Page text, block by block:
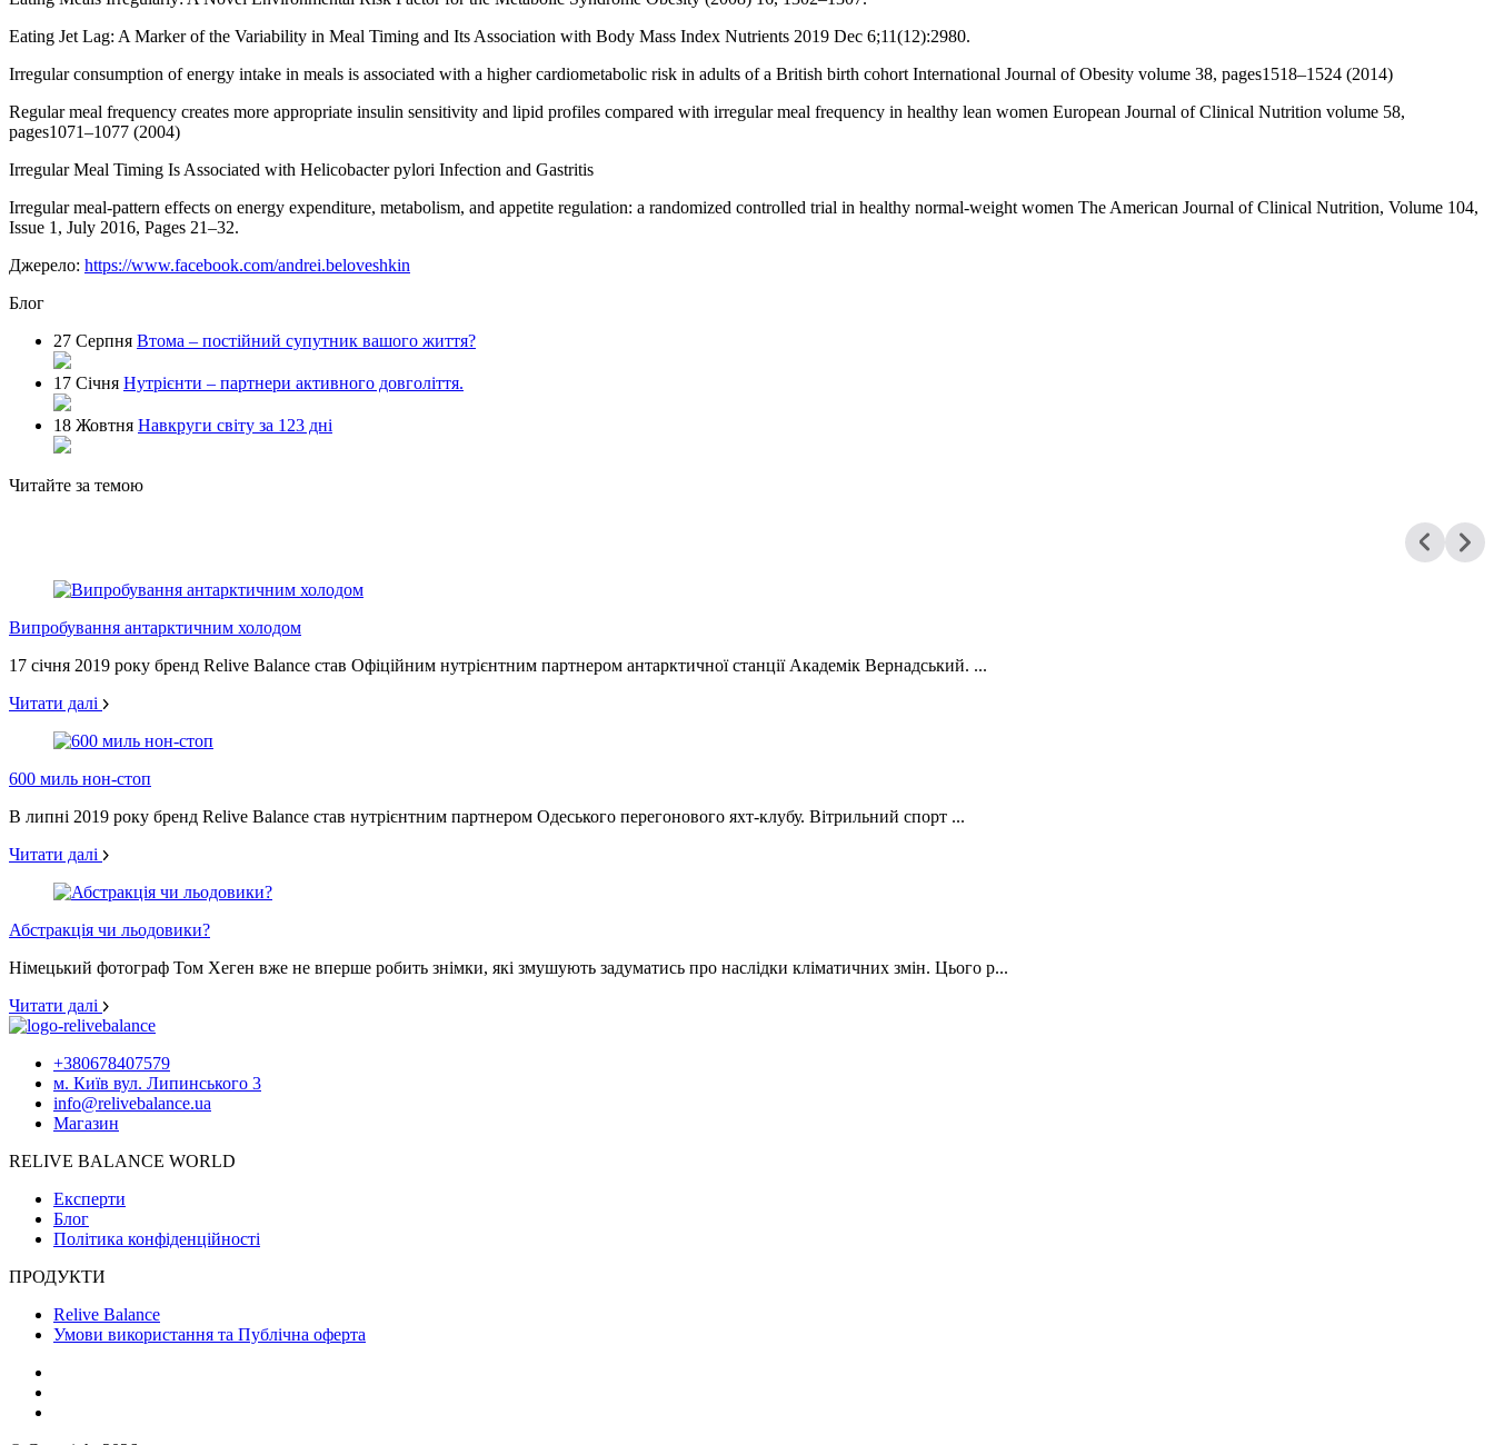
Eating Jet Lag: A Marker of the Variability in Meal Timing and Its Association with Body Mass Index Nutrients 2019 Dec 6;11(12):2980.
Irregular consumption of energy intake in meals is associated with a higher cardiometabolic risk in adults of a British birth cohort International Journal of Obesity volume 38, pages1518–1524 (2014)
Regular meal frequency creates more appropriate insulin sensitivity and lipid profiles compared with irregular meal frequency in healthy lean women European Journal of Clinical Nutrition volume 58,
pages1071–1077 (2004)
Irregular Meal Timing Is Associated with Helicobacter pylori Infection and Gastritis
Irregular meal-pattern effects on energy expenditure, metabolism, and appetite regulation: a randomized controlled trial in healthy normal-weight women The American Journal of Clinical Nutrition, Volume 104,
Issue 1, July 2016, Pages 21–32.
Джерело: https://www.facebook.com/andrei.beloveshkin
Блог
27 Серпня Втома – постійний супутник вашого життя?
17 Січня Нутрієнти – партнери активного довголіття.
18 Жовтня Навкруги світу за 123 дні
Читайте за темою
Випробування антарктичним холодом
17 січня 2019 року бренд Relive Balance став Офіційним нутрієнтним партнером антарктичної станції Академік Вернадський. ...
Читати далі
600 миль нон-стоп
В липні 2019 року бренд Relive Balance став нутрієнтним партнером Одеського перегонового яхт-клубу. Вітрильний спорт ...
Читати далі
Абстракція чи льодовики?
Німецький фотограф Том Хеген вже не вперше робить знімки, які змушують задуматись про наслідки кліматичних змін. Цього р...
Читати далі
+380678407579
м. Київ вул. Липинського 3
info@relivebalance.ua
Магазин
RELIVE BALANCE WORLD
Експерти
Блог
Політика конфіденційності
ПРОДУКТИ
Relive Balance
Умови використання та Публічна оферта